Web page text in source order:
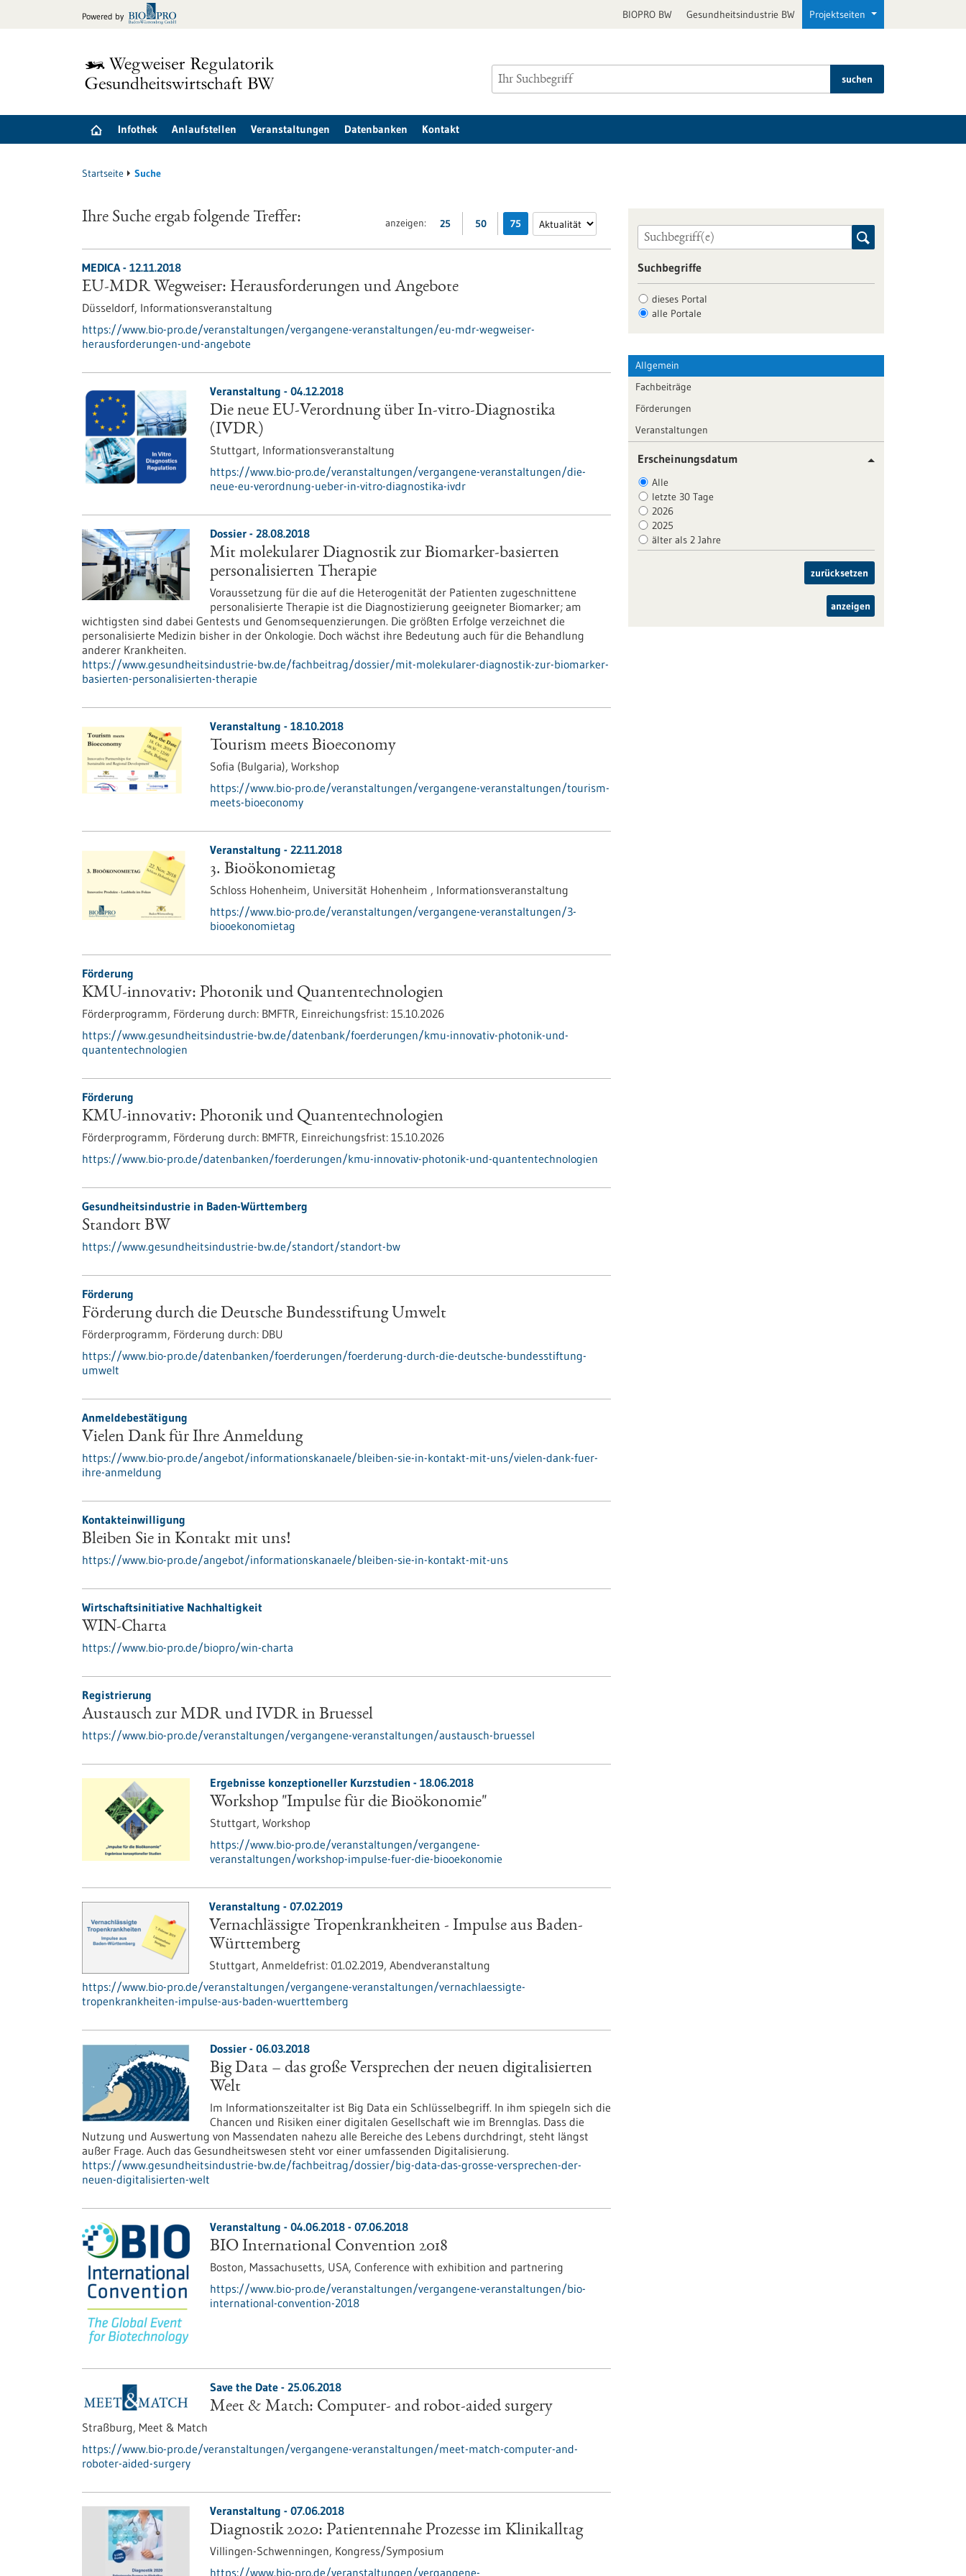
Powered by BIOPRO BW Gesundheitsindustrie BW Projektseiten
suchen
Infothek Anlaufstellen Veranstaltungen Datenbanken Kontakt
Startseite Suche
anzeigen: 25 50 75
Ihre Suche ergab folgende Treffer:
MEDICA - 12.11.2018
EU-MDR Wegweiser: Herausforderungen und Angebote
Düsseldorf, Informationsveranstaltung
https://www.bio-pro.de/veranstaltungen/vergangene-veranstaltungen/eu-mdr-wegweiser-
herausforderungen-und-angebote
Veranstaltung - 04.12.2018
Die neue EU-Verordnung über In-vitro-Diagnostika
(IVDR)
Stuttgart, Informationsveranstaltung
https://www.bio-pro.de/veranstaltungen/vergangene-veranstaltungen/die-
neue-eu-verordnung-ueber-in-vitro-diagnostika-ivdr
Dossier - 28.08.2018
Mit molekularer Diagnostik zur Biomarker-basierten
personalisierten Therapie
Voraussetzung für die auf die Heterogenität der Patienten zugeschnittene
personalisierte Therapie ist die Diagnostizierung geeigneter Biomarker; am
wichtigsten sind dabei Gentests und Genomsequenzierungen. Die größten Erfolge verzeichnet die
personalisierte Medizin bisher in der Onkologie. Doch wächst ihre Bedeutung auch für die Behandlung
anderer Krankheiten.
https://www.gesundheitsindustrie-bw.de/fachbeitrag/dossier/mit-molekularer-diagnostik-zur-biomarker-
basierten-personalisierten-therapie
Veranstaltung - 18.10.2018
Tourism meets Bioeconomy
Sofia (Bulgaria), Workshop
https://www.bio-pro.de/veranstaltungen/vergangene-veranstaltungen/tourism-
meets-bioeconomy
Veranstaltung - 22.11.2018
3. Bioökonomietag
Schloss Hohenheim, Universität Hohenheim , Informationsveranstaltung
https://www.bio-pro.de/veranstaltungen/vergangene-veranstaltungen/3-
biooekonomietag
Förderung
KMU-innovativ: Photonik und Quantentechnologien
Förderprogramm, Förderung durch: BMFTR, Einreichungsfrist: 15.10.2026
https://www.gesundheitsindustrie-bw.de/datenbank/foerderungen/kmu-innovativ-photonik-und-
quantentechnologien
Förderung
KMU-innovativ: Photonik und Quantentechnologien
Förderprogramm, Förderung durch: BMFTR, Einreichungsfrist: 15.10.2026
https://www.bio-pro.de/datenbanken/foerderungen/kmu-innovativ-photonik-und-quantentechnologien
Gesundheitsindustrie in Baden-Württemberg
Standort BW
https://www.gesundheitsindustrie-bw.de/standort/standort-bw
Förderung
Förderung durch die Deutsche Bundesstiftung Umwelt
Förderprogramm, Förderung durch: DBU
https://www.bio-pro.de/datenbanken/foerderungen/foerderung-durch-die-deutsche-bundesstiftung-
umwelt
Anmeldebestätigung
Vielen Dank für Ihre Anmeldung
https://www.bio-pro.de/angebot/informationskanaele/bleiben-sie-in-kontakt-mit-uns/vielen-dank-fuer-
ihre-anmeldung
Kontakteinwilligung
Bleiben Sie in Kontakt mit uns!
https://www.bio-pro.de/angebot/informationskanaele/bleiben-sie-in-kontakt-mit-uns
Wirtschaftsinitiative Nachhaltigkeit
WIN-Charta
https://www.bio-pro.de/biopro/win-charta
Registrierung
Austausch zur MDR und IVDR in Bruessel
https://www.bio-pro.de/veranstaltungen/vergangene-veranstaltungen/austausch-bruessel
Ergebnisse konzeptioneller Kurzstudien - 18.06.2018
Workshop "Impulse für die Bioökonomie"
Stuttgart, Workshop
https://www.bio-pro.de/veranstaltungen/vergangene-
veranstaltungen/workshop-impulse-fuer-die-biooekonomie
Veranstaltung - 07.02.2019
Vernachlässigte Tropenkrankheiten - Impulse aus Baden-
Württemberg
Stuttgart, Anmeldefrist: 01.02.2019, Abendveranstaltung
https://www.bio-pro.de/veranstaltungen/vergangene-veranstaltungen/vernachlaessigte-
tropenkrankheiten-impulse-aus-baden-wuerttemberg
Dossier - 06.03.2018
Big Data – das große Versprechen der neuen digitalisierten
Welt
Im Informationszeitalter ist Big Data ein Schlüsselbegriff. In ihm spiegeln sich die
Chancen und Risiken einer digitalen Gesellschaft wie im Brennglas. Dass die
Nutzung und Auswertung von Massendaten nahezu alle Bereiche des Lebens durchdringt, steht längst
außer Frage. Auch das Gesundheitswesen steht vor einer umfassenden Digitalisierung.
https://www.gesundheitsindustrie-bw.de/fachbeitrag/dossier/big-data-das-grosse-versprechen-der-
neuen-digitalisierten-welt
Veranstaltung - 04.06.2018- 07.06.2018
BIO International Convention 2018
Boston, Massachusetts, USA, Conference with exhibition and partnering
https://www.bio-pro.de/veranstaltungen/vergangene-veranstaltungen/bio-
international-convention-2018
Save the Date - 25.06.2018
Meet & Match: Computer- and robot-aided surgery
Straßburg, Meet & Match
https://www.bio-pro.de/veranstaltungen/vergangene-veranstaltungen/meet-match-computer-and-
roboter-aided-surgery
Veranstaltung - 07.06.2018
Diagnostik 2020: Patientennahe Prozesse im Klinikalltag
Villingen-Schwenningen, Kongress/Symposium
https://www.bio-pro.de/veranstaltungen/vergangene-
Suchbegriffe
dieses Portal
alle Portale
Allgemein
Fachbeiträge
Förderungen
Veranstaltungen
Erscheinungsdatum
Alle
letzte 30 Tage
2026
2025
älter als 2 Jahre
zurücksetzen
anzeigen